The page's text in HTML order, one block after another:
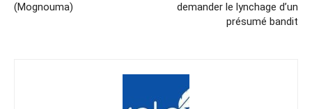
(Mognouma)
demander le lynchage d’un
présumé bandit